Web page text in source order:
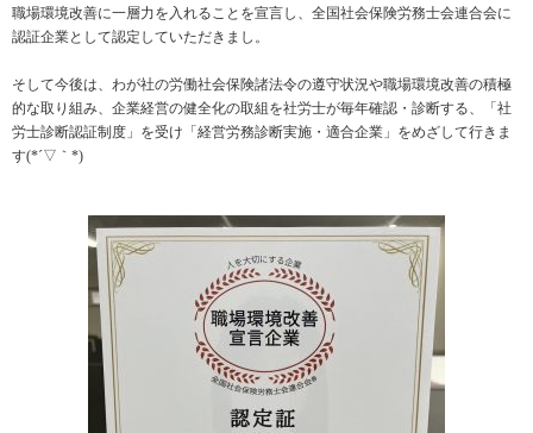
職場環境改善に一層力を入れることを宣言し、全国社会保険労務士会連合会に
認証企業として認定していただきまし。
そして今後は、わが社の労働社会保険諸法令の遵守状況や職場環境改善の積極
的な取り組み、企業経営の健全化の取組を社労士が毎年確認・診断する、「社
労士診断認証制度」を受け「経営労務診断実施・適合企業」をめざして行きま
す(*´▽｀*)